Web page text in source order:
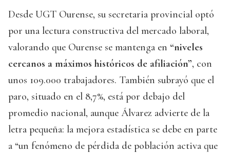
Desde UGT Ourense, su secretaria provincial optó
por una lectura constructiva del mercado laboral,
valorando que Ourense se mantenga en “niveles
cercanos a máximos históricos de afiliación”, con
unos 109.000 trabajadores. También subrayó que el
paro, situado en el 8,7%, está por debajo del
promedio nacional, aunque Álvarez advierte de la
letra pequeña: la mejora estadística se debe en parte
a “un fenómeno de pérdida de población activa que